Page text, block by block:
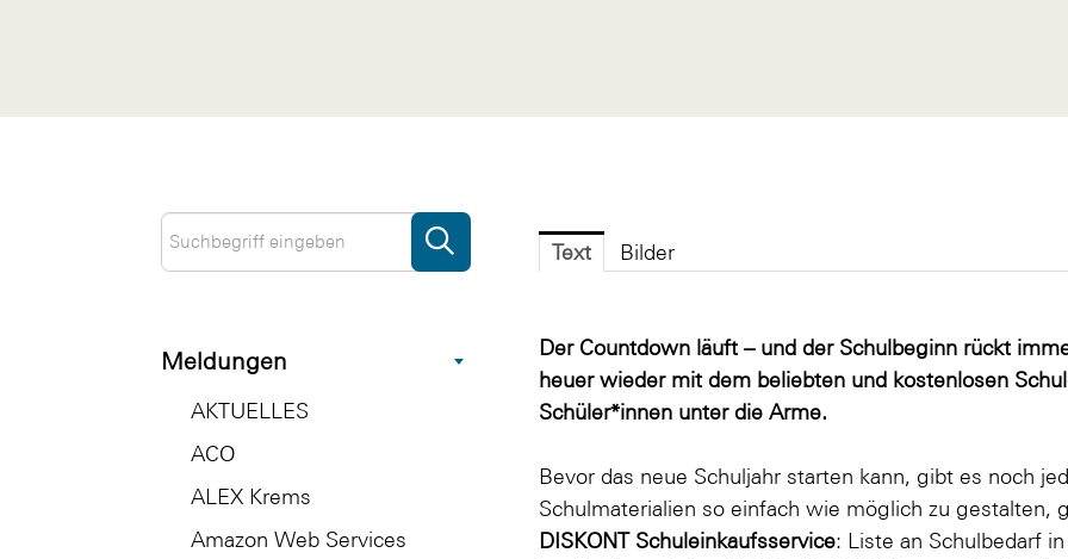
Meldungen
AKTUELLES
ACO
ALEX Krems
Amazon Web Services
Text Bilder
Der Countdown läuft – und der Schulbeginn rückt
heuer wieder mit dem beliebten und kostenlosen
Schüler*innen unter die Arme.
Bevor das neue Schuljahr starten kann, gibt es noch
Schulmaterialien so einfach wie möglich zu gestalten,
DISKONT Schuleinkaufsservice: Liste an Schulbedarf